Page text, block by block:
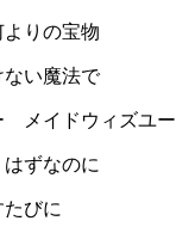
りの宝物
い魔法で
メイドウィズユー
ずなのに
びに